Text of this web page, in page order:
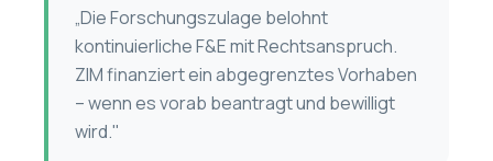
„Die Forschungszulage belohnt
kontinuierliche F&E mit Rechtsanspruch.
ZIM finanziert ein abgegrenztes Vorhaben
– wenn es vorab beantragt und bewilligt
wird."